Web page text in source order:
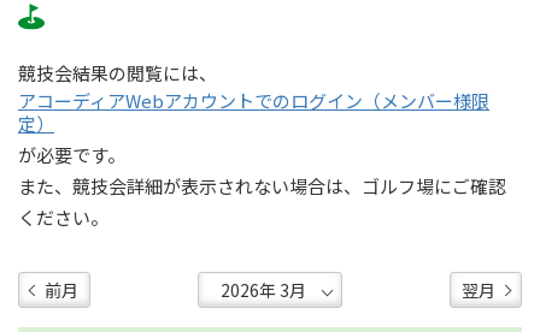
競技会結果の閲覧には、
アコーディアWebアカウントでのログイン（メンバー様限
定）
が必要です。
また、競技会詳細が表示されない場合は、ゴルフ場にご確認
ください。
前月 翌月